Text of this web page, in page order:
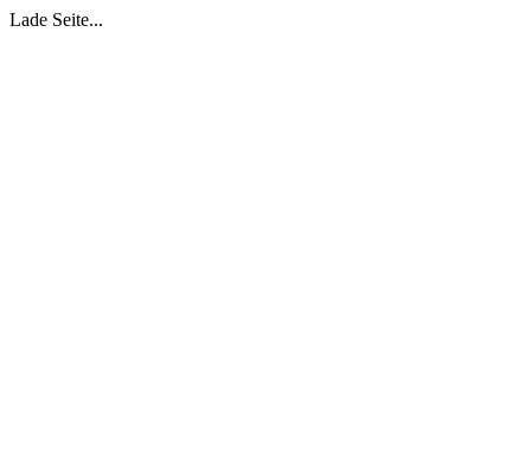
Lade Seite...